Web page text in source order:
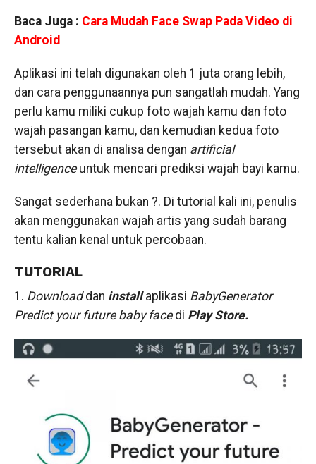
Baca Juga : Cara Mudah Face Swap Pada Video di
Android
Aplikasi ini telah digunakan oleh 1 juta orang lebih,
dan cara penggunaannya pun sangatlah mudah. Yang
perlu kamu miliki cukup foto wajah kamu dan foto
wajah pasangan kamu, dan kemudian kedua foto
tersebut akan di analisa dengan artificial
intelligence untuk mencari prediksi wajah bayi kamu.
Sangat sederhana bukan ?. Di tutorial kali ini, penulis
akan menggunakan wajah artis yang sudah barang
tentu kalian kenal untuk percobaan.
TUTORIAL
1. Downloaddan installaplikasi BabyGenerator
Predict your future baby face di Play Store.